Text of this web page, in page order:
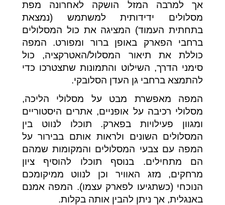
אך למרבה המזל הושקה לאחרונה מפת
מסלולים ידידותית למשתמש (נמצאת
בתחתית העמוד) המציגה את כול המסלולים
ברחבי הפארק באופן ברור ומפורט. המפה
כוללת את תיאור המסלול/האטרקציה, כול
סימני הדרך, השילוט והתמונות שתצטרכו כדי
להתמצא ברחבי גן העדן הסלובקי.
המפה מאפשרת מבט על מסלולי הליכה,
מסלולי רכיבה על אופניים, אתרים היסטוריים
ומגוון פעילויות בפארק. תוכלו לנווט בין
המסלולים השונים ולראות אותם בבירור על
המפה עם צבעי המסלולים והמקומות שמהם
הם מתחילים. בנוסף תוכלו להוסיף ציון
מרחקים, מזג האוויר וכן לנווט ממיקומכם
הנוכחי (כשתגיעו לפארק עצמו). המפה אמנם
באנגלית, אך ניתן להבין אותה בקלות.